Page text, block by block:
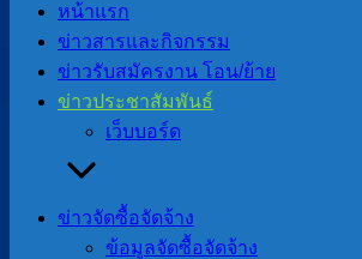
contentหน้าแรก
ข่าวสารและกิจกรรม
ข่าวรับสมัครงาน โอน/ย้าย
ข่าวประชาสัมพันธ์
เว็บบอร์ด
ข่าวจัดซื้อจัดจ้าง
ข้อมูลจัดซื้อจัดจ้าง
ข่าวประชาสัมพันธ์